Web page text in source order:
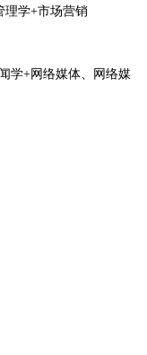
理学+市场营销
+网络媒体、网络媒